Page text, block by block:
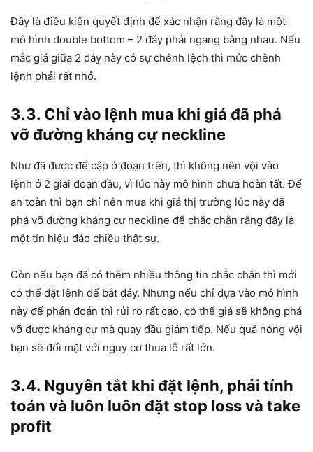
Đây là điều kiện quyết định để xác nhận rằng đây là một
mô hình double bottom – 2 đáy phải ngang bằng nhau. Nếu
mắc giá giữa 2 đáy này có sự chênh lệch thì mức chênh
lệnh phải rất nhỏ.
3.3. Chỉ vào lệnh mua khi giá đã phá
vỡ đường kháng cự neckline
Như đã được để cập ở đoạn trên, thì không nên vội vào
lệnh ở 2 giai đoạn đầu, vì lúc này mô hình chưa hoàn tất. Để
an toàn thì bạn chỉ nên mua khi giá thị trường lúc này đã
phá vỡ đường kháng cự neckline để chắc chắn rằng đây là
một tín hiệu đảo chiều thật sự.
Còn nếu bạn đã có thêm nhiều thông tin chắc chắn thì mới
có thể đặt lệnh để bắt đáy. Nhưng nếu chỉ dựa vào mô hình
này để phán đoán thì rủi ro rất cao, có thể giá sẽ không phá
vỡ được kháng cự mà quay đầu giảm tiếp. Nếu quá nóng vội
bạn sẽ đối mặt với nguy cơ thua lỗ rất lớn.
3.4. Nguyên tắt khi đặt lệnh, phải tính
toán và luôn luôn đặt stop loss và take
profit